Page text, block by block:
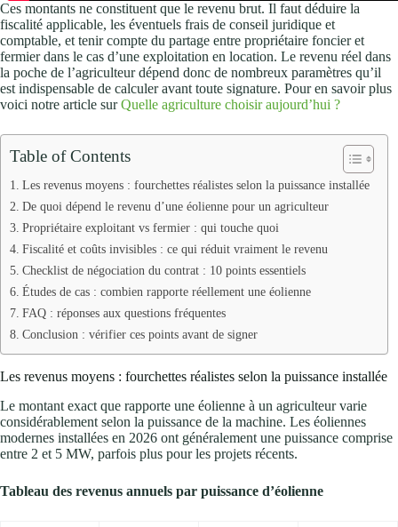
Ces montants ne constituent que le revenu brut. Il faut déduire la
fiscalité applicable, les éventuels frais de conseil juridique et
comptable, et tenir compte du partage entre propriétaire foncier et
fermier dans le cas d’une exploitation en location. Le revenu réel dans
la poche de l’agriculteur dépend donc de nombreux paramètres qu’il
est indispensable de calculer avant toute signature. Pour en savoir plus
voici notre article surQuelle agriculture choisir aujourd’hui ?
Table of Contents
Les revenus moyens : fourchettes réalistes selon la puissance installée
De quoi dépend le revenu d’une éolienne pour un agriculteur
Propriétaire exploitant vs fermier : qui touche quoi
Fiscalité et coûts invisibles : ce qui réduit vraiment le revenu
Checklist de négociation du contrat : 10 points essentiels
Études de cas : combien rapporte réellement une éolienne
FAQ : réponses aux questions fréquentes
Conclusion : vérifier ces points avant de signer
Les revenus moyens : fourchettes réalistes selon la puissance installée
Le montant exact que rapporte une éolienne à un agriculteur varie
considérablement selon la puissance de la machine. Les éoliennes
modernes installées en 2026 ont généralement une puissance comprise
entre 2 et 5 MW, parfois plus pour les projets récents.
Tableau des revenus annuels par puissance d’éolienne